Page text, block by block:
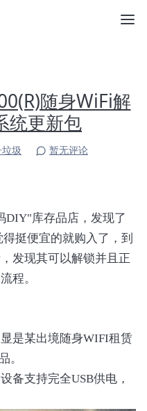
随身WiFi解
统更新包
垃圾 暂无评论
DIY"库存品店，发现了
挺便宜的就购入了，到
发现其可以解锁并且正
程。
是某出境随身WIFI租赁
。
备支持完全USB供电，